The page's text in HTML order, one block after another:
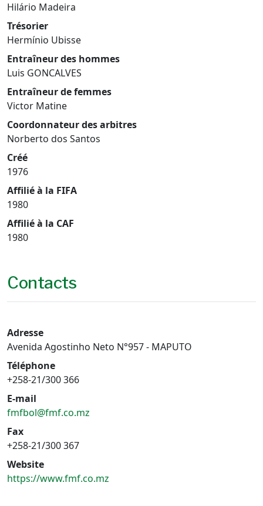
Hilário Madeira
Trésorier
Hermínio Ubisse
Entraîneur des hommes
Luis GONCALVES
Entraîneur de femmes
Victor Matine
Coordonnateur des arbitres
Norberto dos Santos
Créé
1976
Affilié à la FIFA
1980
Affilié à la CAF
1980
Contacts
Adresse
Avenida Agostinho Neto N°957 - MAPUTO
Téléphone
+258-21/300 366
E-mail
fmfbol@fmf.co.mz
Fax
+258-21/300 367
Website
https://www.fmf.co.mz